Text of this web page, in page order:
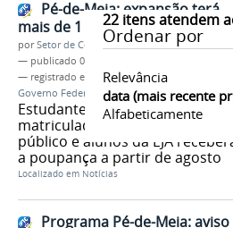
22itens atendem
Ordenar por
Relevância
data (mais recente
Alfabeticamente
Pé-de-Meia: expansão terá
mais de 1 milhão de
porSetor de Comunicação
— publicado 07/08/2024
— registrado em:
Programa Pé-de-Meia
Governo Federal
Estudantes com CadÚnico
matriculados no ensino médio
público e alunos da EJA
a poupança a partir de agosto
Localizado em Notícias
Programa Pé-de-Meia: aviso